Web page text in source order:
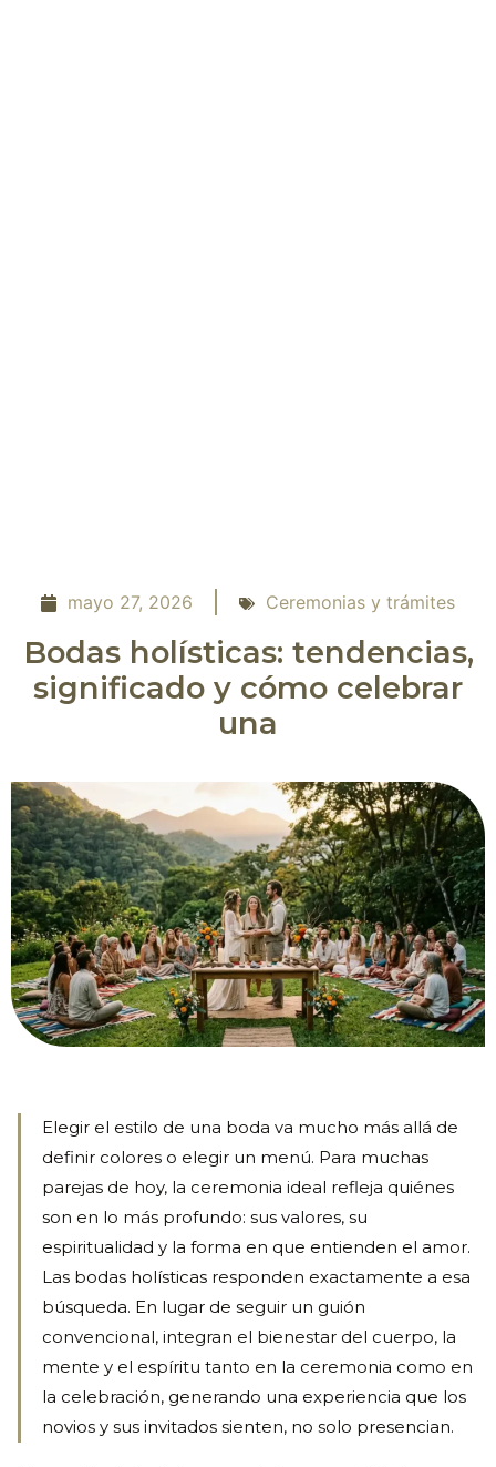
mayo 27, 2026 Ceremonias y trámites
Bodas holísticas: tendencias,
significado y cómo celebrar
una
Elegir el estilo de una boda va mucho más allá de
definir colores o elegir un menú. Para muchas
parejas de hoy, la ceremonia ideal refleja quiénes
son en lo más profundo: sus valores, su
espiritualidad y la forma en que entienden el amor.
Las bodas holísticas responden exactamente a esa
búsqueda. En lugar de seguir un guión
convencional, integran el bienestar del cuerpo, la
mente y el espíritu tanto en la ceremonia como en
la celebración, generando una experiencia que los
novios y sus invitados sienten, no solo presencian.